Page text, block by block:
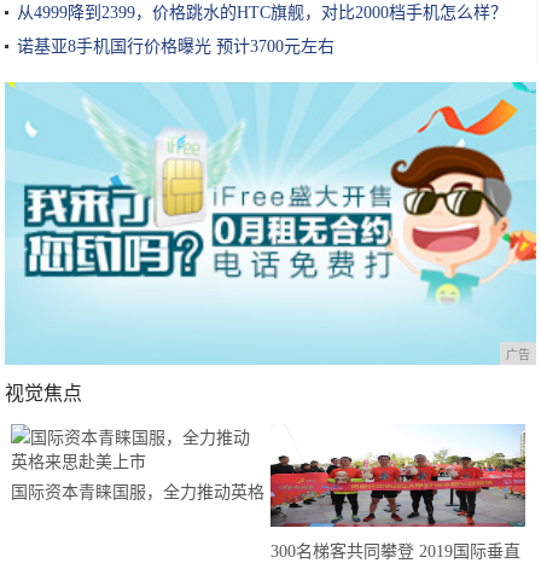
从4999降到2399，价格跳水的HTC旗舰，对比2000档手机怎么样？
诺基亚8手机国行价格曝光 预计3700元左右
广告
视觉焦点
国际资本青睐国服，全力推动英格
300名梯客共同攀登 2019国际垂直